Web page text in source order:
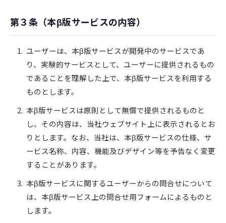
第３条（本β版サービスの内容）
ユーザーは、本β版サービスが開発中のサービスであ
り、実験的サービスとして、ユーザーに提供されるもの
であることを理解した上で、本β版サービスを利用する
ものとします。
本β版サービスは原則として無償で提供されるものと
し、その内容は、当社ウェブサイト上に表示されるとお
りとします。なお、当社は、本β版サービスの仕様、サ
ービス名称、内容、機能及びデザイン等を予告なく変更
することがあります。
本β版サービスに関するユーザーからの問合せについて
は、本β版サービス上の問合せ用フォームによるものと
します。